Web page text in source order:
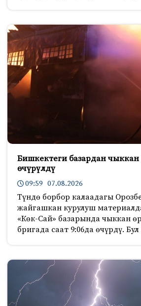
Бишкектеги базардан
өчүрүлдү
09:59 07.08.2026
Түндө борбор калаадагы
жайгашкан курулуш
«Көк-Сай» базарында чыккан
бригада саат 9:06да өчүрдү.